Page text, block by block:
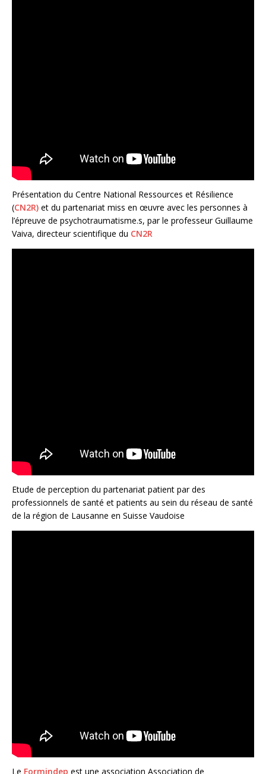
Présentation du Centre National Ressources et Résilience
(CN2R) et du partenariat miss en œuvre avec les personnes à
l’épreuve de psychotraumatisme.s, par le professeur Guillaume
Vaiva, directeur scientifique du CN2R
Etude de perception du partenariat patient par des
professionnels de santé et patients au sein du réseau de santé
de la région de Lausanne en Suisse Vaudoise
Le Formindep est une association Association de